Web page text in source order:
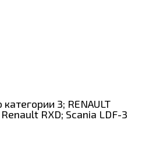
3; RENAULT
Renault RXD; Scania LDF-3